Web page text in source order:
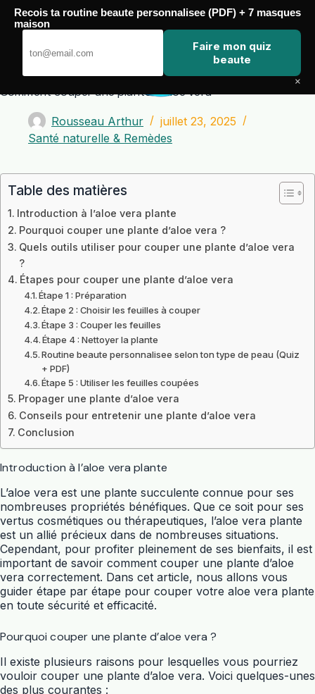
Passer
contenu
Comment couper une plante d’aloe vera
Rousseau Arthur
juillet 23, 2025
Santé naturelle & Remèdes
Table des matières
Introduction à l’aloe vera plante
Pourquoi couper une plante d’aloe vera ?
Quels outils utiliser pour couper une plante d’aloe vera
?
Étapes pour couper une plante d’aloe vera
Étape 1 : Préparation
Étape 2 : Choisir les feuilles à couper
Étape 3 : Couper les feuilles
Étape 4 : Nettoyer la plante
Routine beaute personnalisee selon ton type de peau (Quiz
+ PDF)
Étape 5 : Utiliser les feuilles coupées
Propager une plante d’aloe vera
Conseils pour entretenir une plante d’aloe vera
Conclusion
Introduction à l’aloe vera plante
L’aloe vera est une plante succulente connue pour ses
nombreuses propriétés bénéfiques. Que ce soit pour ses
vertus cosmétiques ou thérapeutiques, l’aloe vera plante
est un allié précieux dans de nombreuses situations.
Cependant, pour profiter pleinement de ses bienfaits, il est
important de savoir comment couper une plante d’aloe
vera correctement. Dans cet article, nous allons vous
guider étape par étape pour couper votre aloe vera plante
en toute sécurité et efficacité.
Pourquoi couper une plante d’aloe vera ?
Il existe plusieurs raisons pour lesquelles vous pourriez
vouloir couper une plante d’aloe vera. Voici quelques-unes
des plus courantes :
Recois ta routine beaute personnalisee (PDF) + 7 masques
maison
Faire mon quiz
beaute
×